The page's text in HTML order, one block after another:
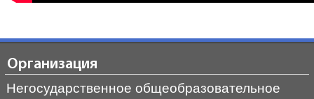
Организация
Негосударственное общеобразовательное